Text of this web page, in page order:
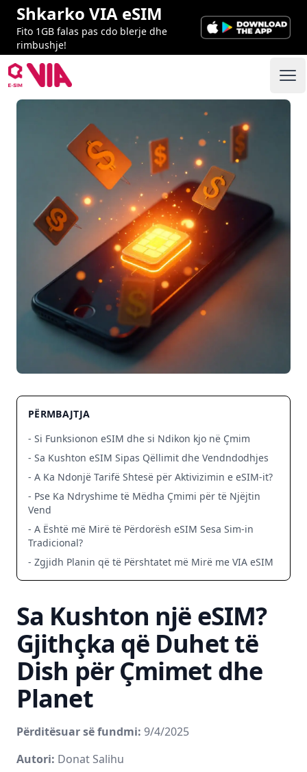
Shkarko VIA eSIM
Fito 1GB falas pas cdo blerje dhe
rimbushje!
VIA ESIM
PËRMBAJTJA
- Si Funksionon eSIM dhe si Ndikon kjo në Çmim
- Sa Kushton eSIM Sipas Qëllimit dhe Vendndodhjes
- A Ka Ndonjë Tarifë Shtesë për Aktivizimin e eSIM-it?
- Pse Ka Ndryshime të Mëdha Çmimi për të Njëjtin
Vend
- A Është më Mirë të Përdorësh eSIM Sesa Sim-in
Tradicional?
- Zgjidh Planin që të Përshtatet më Mirë me VIA eSIM
Sa Kushton një eSIM?
Gjithçka që Duhet të
Dish për Çmimet dhe
Planet
Përditësuar së fundmi: 9/4/2025
Autori: Donat Salihu